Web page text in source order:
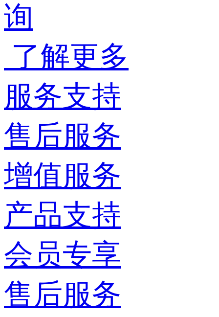
询
了解更多
服务支持
售后服务
增值服务
产品支持
会员专享
售后服务